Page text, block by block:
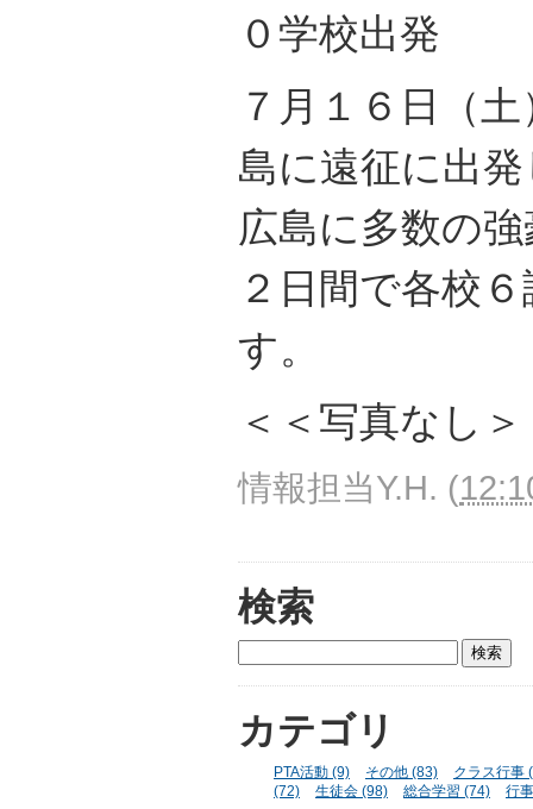
０学校出発
７月１６日（
島に遠征に出
広島に多数の
２日間で各校
す。
＜＜写真なし
情報担当Y.H. (
検索
カテゴリ
PTA活動 (9) その他 (83)
クラス行事
(72)
生徒会 (98) 総合学習 (74) 行